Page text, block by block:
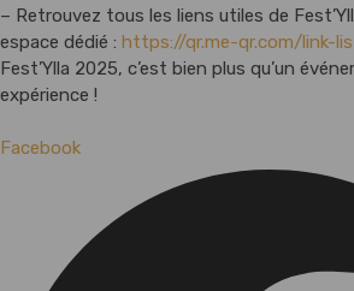
– Retrouvez tous les liens utiles de
espace dédié : https://qr.me-qr.com/link-
Fest’Ylla 2025, c’est bien plus qu’un
expérience !
Facebook